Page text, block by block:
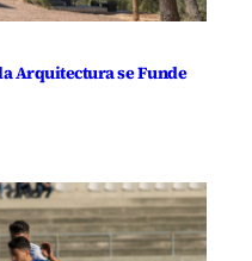
Arquitectura se Funde